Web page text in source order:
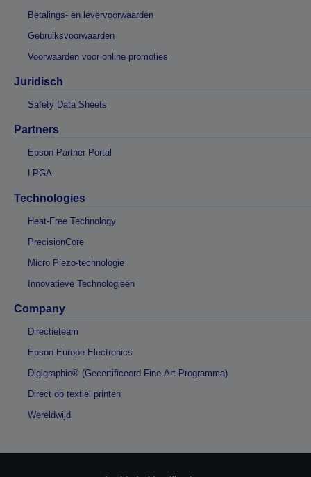
Betalings- en levervoorwaarden
Gebruiksvoorwaarden
Voorwaarden voor online promoties
Juridisch
Safety Data Sheets
Partners
Epson Partner Portal
LPGA
Technologies
Heat-Free Technology
PrecisionCore
Micro Piezo-technologie
Innovatieve Technologieën
Company
Directieteam
Epson Europe Electronics
Digigraphie® (Gecertificeerd Fine-Art Programma)
Direct op textiel printen
Wereldwijd